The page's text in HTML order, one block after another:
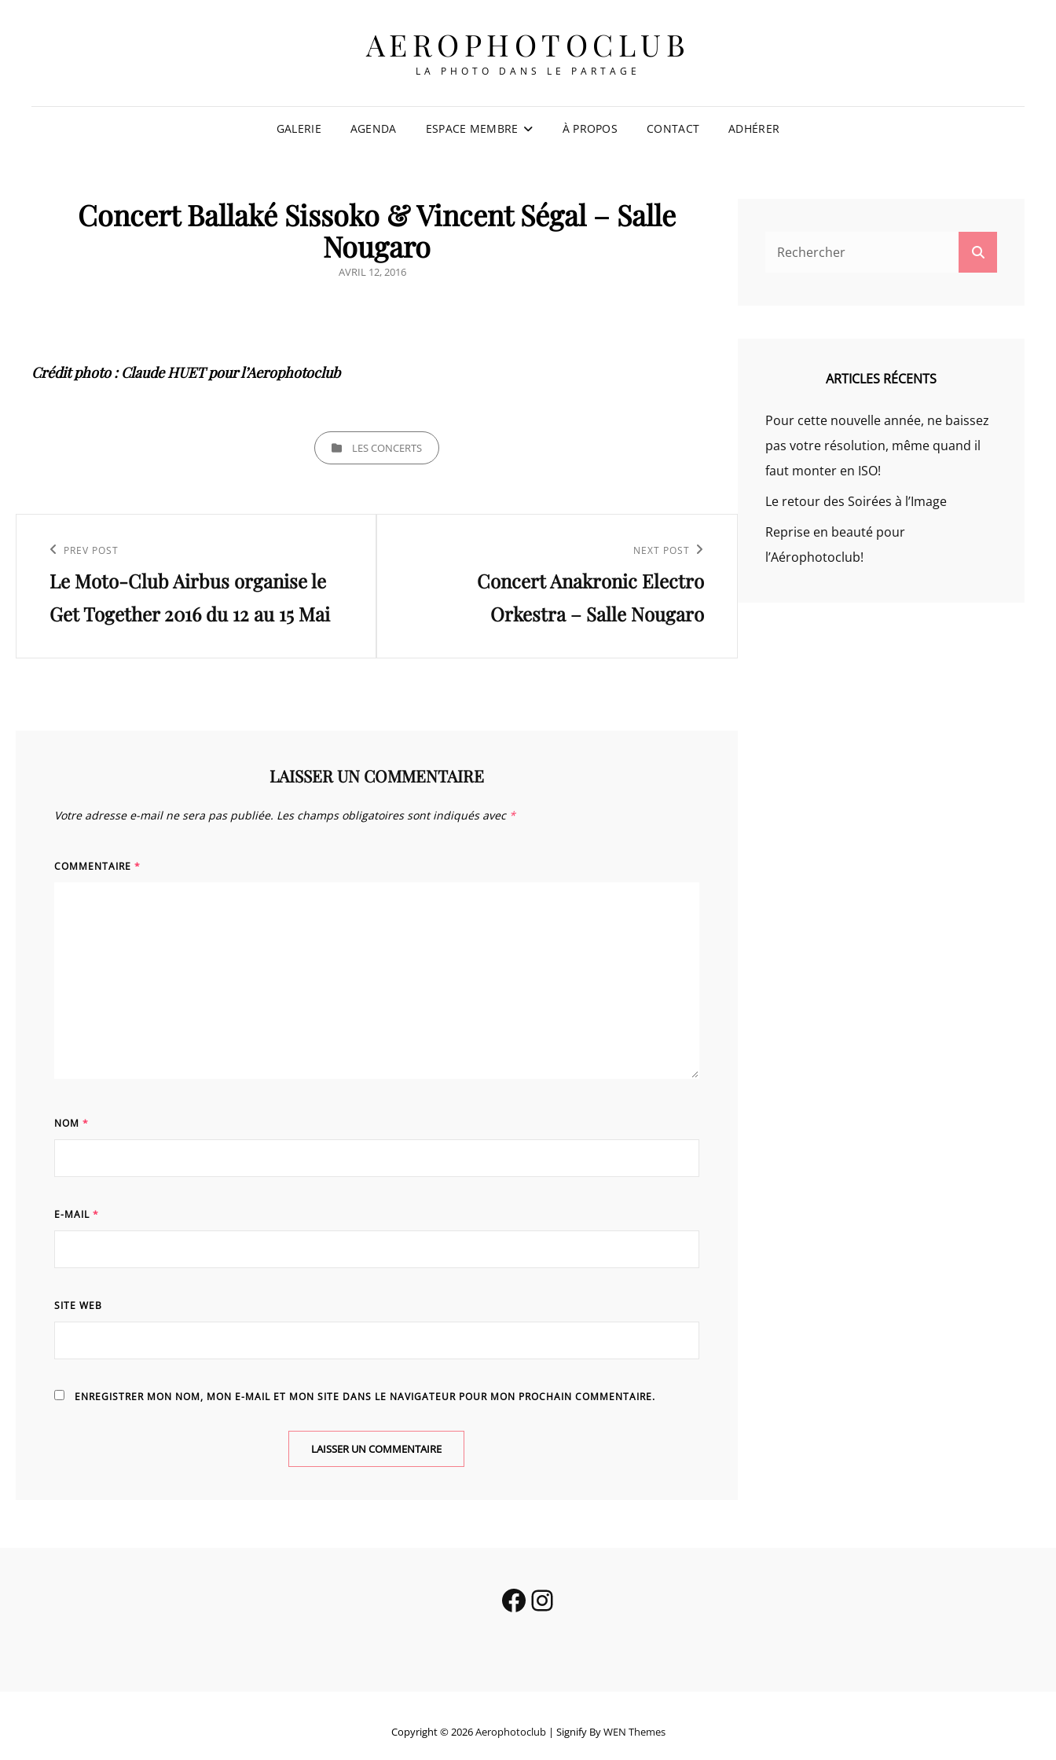
AEROPHOTOCLUB
LA PHOTO DANS LE PARTAGE
GALERIE AGENDA ESPACE MEMBRE À PROPOS CONTACT ADHÉRER
Concert Ballaké Sissoko & Vincent Ségal – Salle
Nougaro
POSTED
AVRIL 12, 2016
Crédit photo : Claude HUET pour l’Aerophotoclub
CATEGORIESLES CONCERTS
l’article
Previous
Post
PREV POST
Le Moto-Club Airbus organise le
Get Together 2016 du 12 au 15 Mai
NEXT POST
Concert Anakronic Electro
Orkestra – Salle Nougaro
LAISSER UN COMMENTAIRE
Votre adresse e-mail ne sera pas publiée. Les champs obligatoires sont indiqués avec *
COMMENTAIRE *
NOM *
E-MAIL *
SITE WEB
ENREGISTRER MON NOM, MON E-MAIL ET MON SITE DANS LE NAVIGATEUR POUR MON PROCHAIN COMMENTAIRE.
ARTICLES RÉCENTS
Pour cette nouvelle année, ne baissez
pas votre résolution, même quand il
faut monter en ISO!
Le retour des Soirées à l’Image
Reprise en beauté pour
l’Aérophotoclub!
Facebook
Instagram
Copyright © 2026Aerophotoclub | Signify ByWEN Themes